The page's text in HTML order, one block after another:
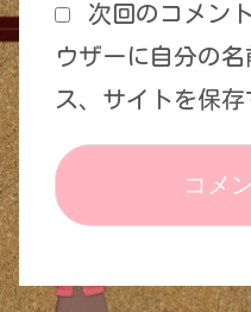
次回のコメン
ウザーに自分の
ス、サイトを保存